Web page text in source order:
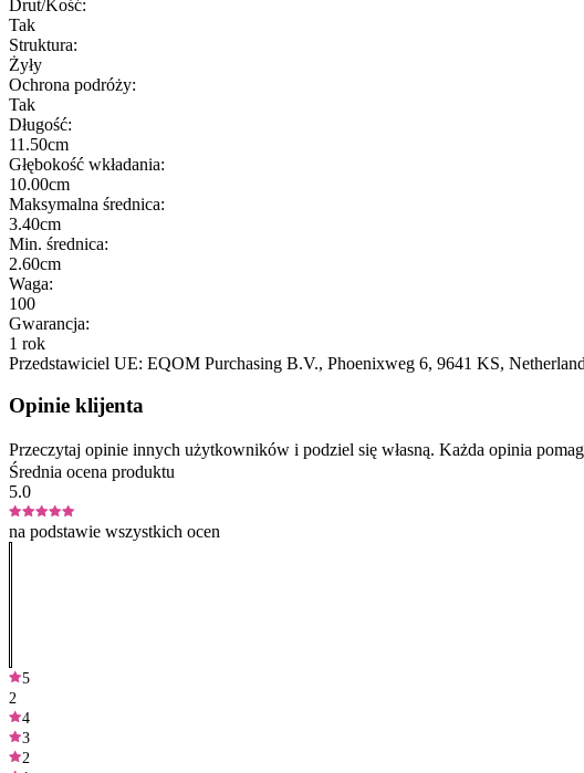
Drut/Kość:
Tak
Struktura:
Żyły
Ochrona podróży:
Tak
Długość:
11.50cm
Głębokość wkładania:
10.00cm
Maksymalna średnica:
3.40cm
Min. średnica:
2.60cm
Waga:
100
Gwarancja:
1 rok
Przedstawiciel UE: EQOM Purchasing B.V., Phoenixweg 6, 9641 KS,
Opinie klijenta
Przeczytaj opinie innych użytkowników i podziel się własną. Każda opinia
Średnia ocena produktu
5.0
na podstawie wszystkich ocen
5
2
4
3
2